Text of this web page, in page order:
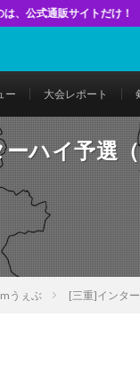
イトだけ！
ー 大会レポート
ハイ予選（
うぇぶ [三重]インタ